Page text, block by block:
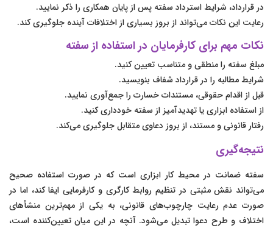
در قرارداد، شرایط استرداد سفته پس از پایان همکاری را ذکر نمایید.
رعایت این نکات می‌تواند از بروز بسیاری از اختلافات آینده جلوگیری کند.
نکات مهم برای کارفرمایان در استفاده از سفته
مبلغ سفته را منطقی و متناسب تعیین کنید.
شرایط مطالبه را در قرارداد شفاف بنویسید.
قبل از اقدام حقوقی، مستندات خسارت را جمع‌آوری نمایید.
از استفاده ابزاری یا تهدیدآمیز از سفته خودداری کنید.
رفتار قانونی و مستند، از بروز دعاوی متقابل جلوگیری می‌کند.
نتیجه‌گیری
سفته ضمانت در محیط کار ابزاری است که در صورت استفاده صحیح
می‌تواند نقش مثبتی در تنظیم روابط کارگری و کارفرمایی ایفا کند، اما در
صورت عدم رعایت چارچوب‌های قانونی، به یکی از مهم‌ترین منشأهای
اختلاف و طرح دعوا تبدیل می‌شود. آنچه در این میان تعیین‌کننده است،